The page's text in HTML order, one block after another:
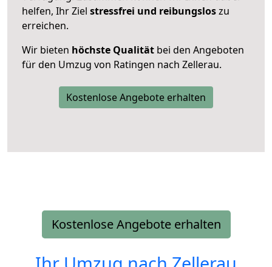
helfen, Ihr Ziel stressfrei und reibungsloszu
erreichen.
Wir bieten höchste Qualität bei den Angeboten
für den Umzug von Ratingen nach Zellerau.
Kostenlose Angebote erhalten
Kostenlose Angebote erhalten